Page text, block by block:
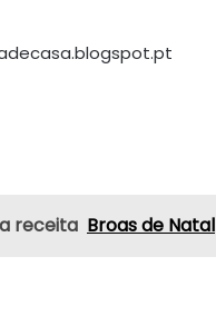
receita Broas de Natal